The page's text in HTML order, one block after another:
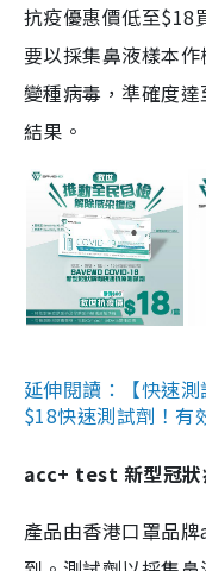
抗疫優惠價低至$18
要以採集鼻液樣本
變種病毒，準確度
結果。
延伸閱讀：【快速
$18快速測試劑！
acc+ test 新型冠狀
產品由香港口罩品